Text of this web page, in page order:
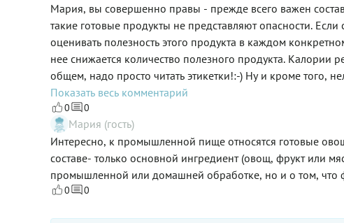
Мария, вы совершенно правы - прежде всего важен
такие готовые продукты не представляют опасности.
оценивать полезность этого продукта в каждом
нее снижается количество полезного продукта. Калории
общем, надо просто читать этикетки!:-) Ну и кроме того,
разных промышленных ингредиентов - стабилизаторов,
только в том случае, если промышленных блюд в
это не приносит вреда.
Показать весь комментарий
0 0
Мария (гость)
Интересно, к промышленной пище относятся готовые
составе- только основной ингредиент (овощ, фрукт или
промышленной или домашней обработке, но и о том, что
0 0